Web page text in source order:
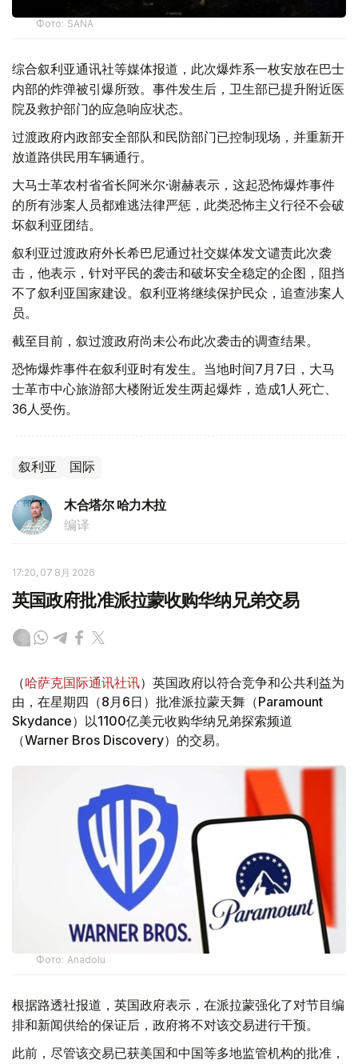
Фото: SANA
综合叙利亚通讯社等媒体报道，此次爆炸系一枚安放在巴士
内部的炸弹被引爆所致。事件发生后，卫生部已提升附近医
院及救护部门的应急响应状态。
过渡政府内政部安全部队和民防部门已控制现场，并重新开
放道路供民用车辆通行。
大马士革农村省省长阿米尔·谢赫表示，这起恐怖爆炸事件
的所有涉案人员都难逃法律严惩，此类恐怖主义行径不会破
坏叙利亚团结。
叙利亚过渡政府外长希巴尼通过社交媒体发文谴责此次袭
击，他表示，针对平民的袭击和破坏安全稳定的企图，阻挡
不了叙利亚国家建设。叙利亚将继续保护民众，追查涉案人
员。
截至目前，叙过渡政府尚未公布此次袭击的调查结果。
恐怖爆炸事件在叙利亚时有发生。当地时间7月7日，大马
士革市中心旅游部大楼附近发生两起爆炸，造成1人死亡、
36人受伤。
叙利亚 国际
木合塔尔 哈力木拉
编译
17:20, 07 8月 2026
英国政府批准派拉蒙收购华纳兄弟交易
（哈萨克国际通讯社讯）英国政府以符合竞争和公共利益为
由，在星期四（8月6日）批准派拉蒙天舞（Paramount
Skydance）以1100亿美元收购华纳兄弟探索频道
（Warner Bros Discovery）的交易。
Фото: Аnadolu
根据路透社报道，英国政府表示，在派拉蒙强化了对节目编
排和新闻供给的保证后，政府将不对该交易进行干预。
此前，尽管该交易已获美国和中国等多地监管机构的批准，